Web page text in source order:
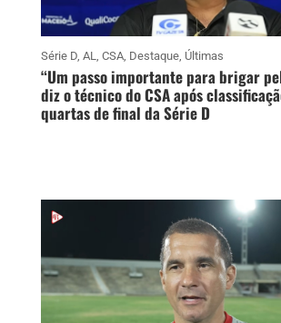
Série D, AL, CSA, Destaque, Últimas
“Um passo importante para brigar
diz o técnico do CSA após
quartas de final da Série D